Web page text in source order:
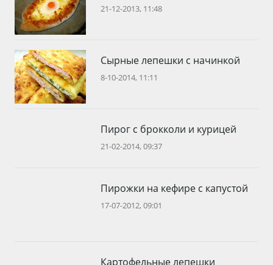
21-12-2013, 11:48
Сырные лепешки с начинкой
8-10-2014, 11:11
Пирог с брокколи и курицей
21-02-2014, 09:37
Пирожки на кефире с капустой
17-07-2012, 09:01
Картофельные лепешки